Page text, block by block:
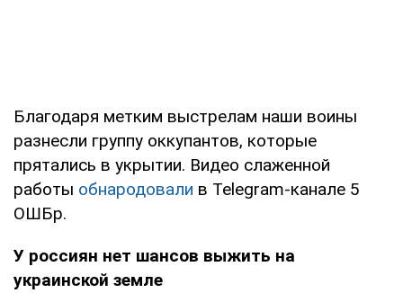
Благодаря метким выстрелам наши воины
разнесли группу оккупантов, которые
прятались в укрытии. Видео слаженной
работы обнародовали в Telegram-канале 5
ОШБр.
У россиян нет шансов выжить на
украинской земле